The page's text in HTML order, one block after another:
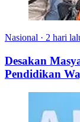
Nasional · 2 hari
Desakan
Pendidikan